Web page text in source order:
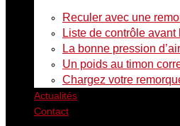
Reculer avec une
Liste de contrôle avant
La bonne pression
Un poids au timon
Chargez votre
Actualités
Contact